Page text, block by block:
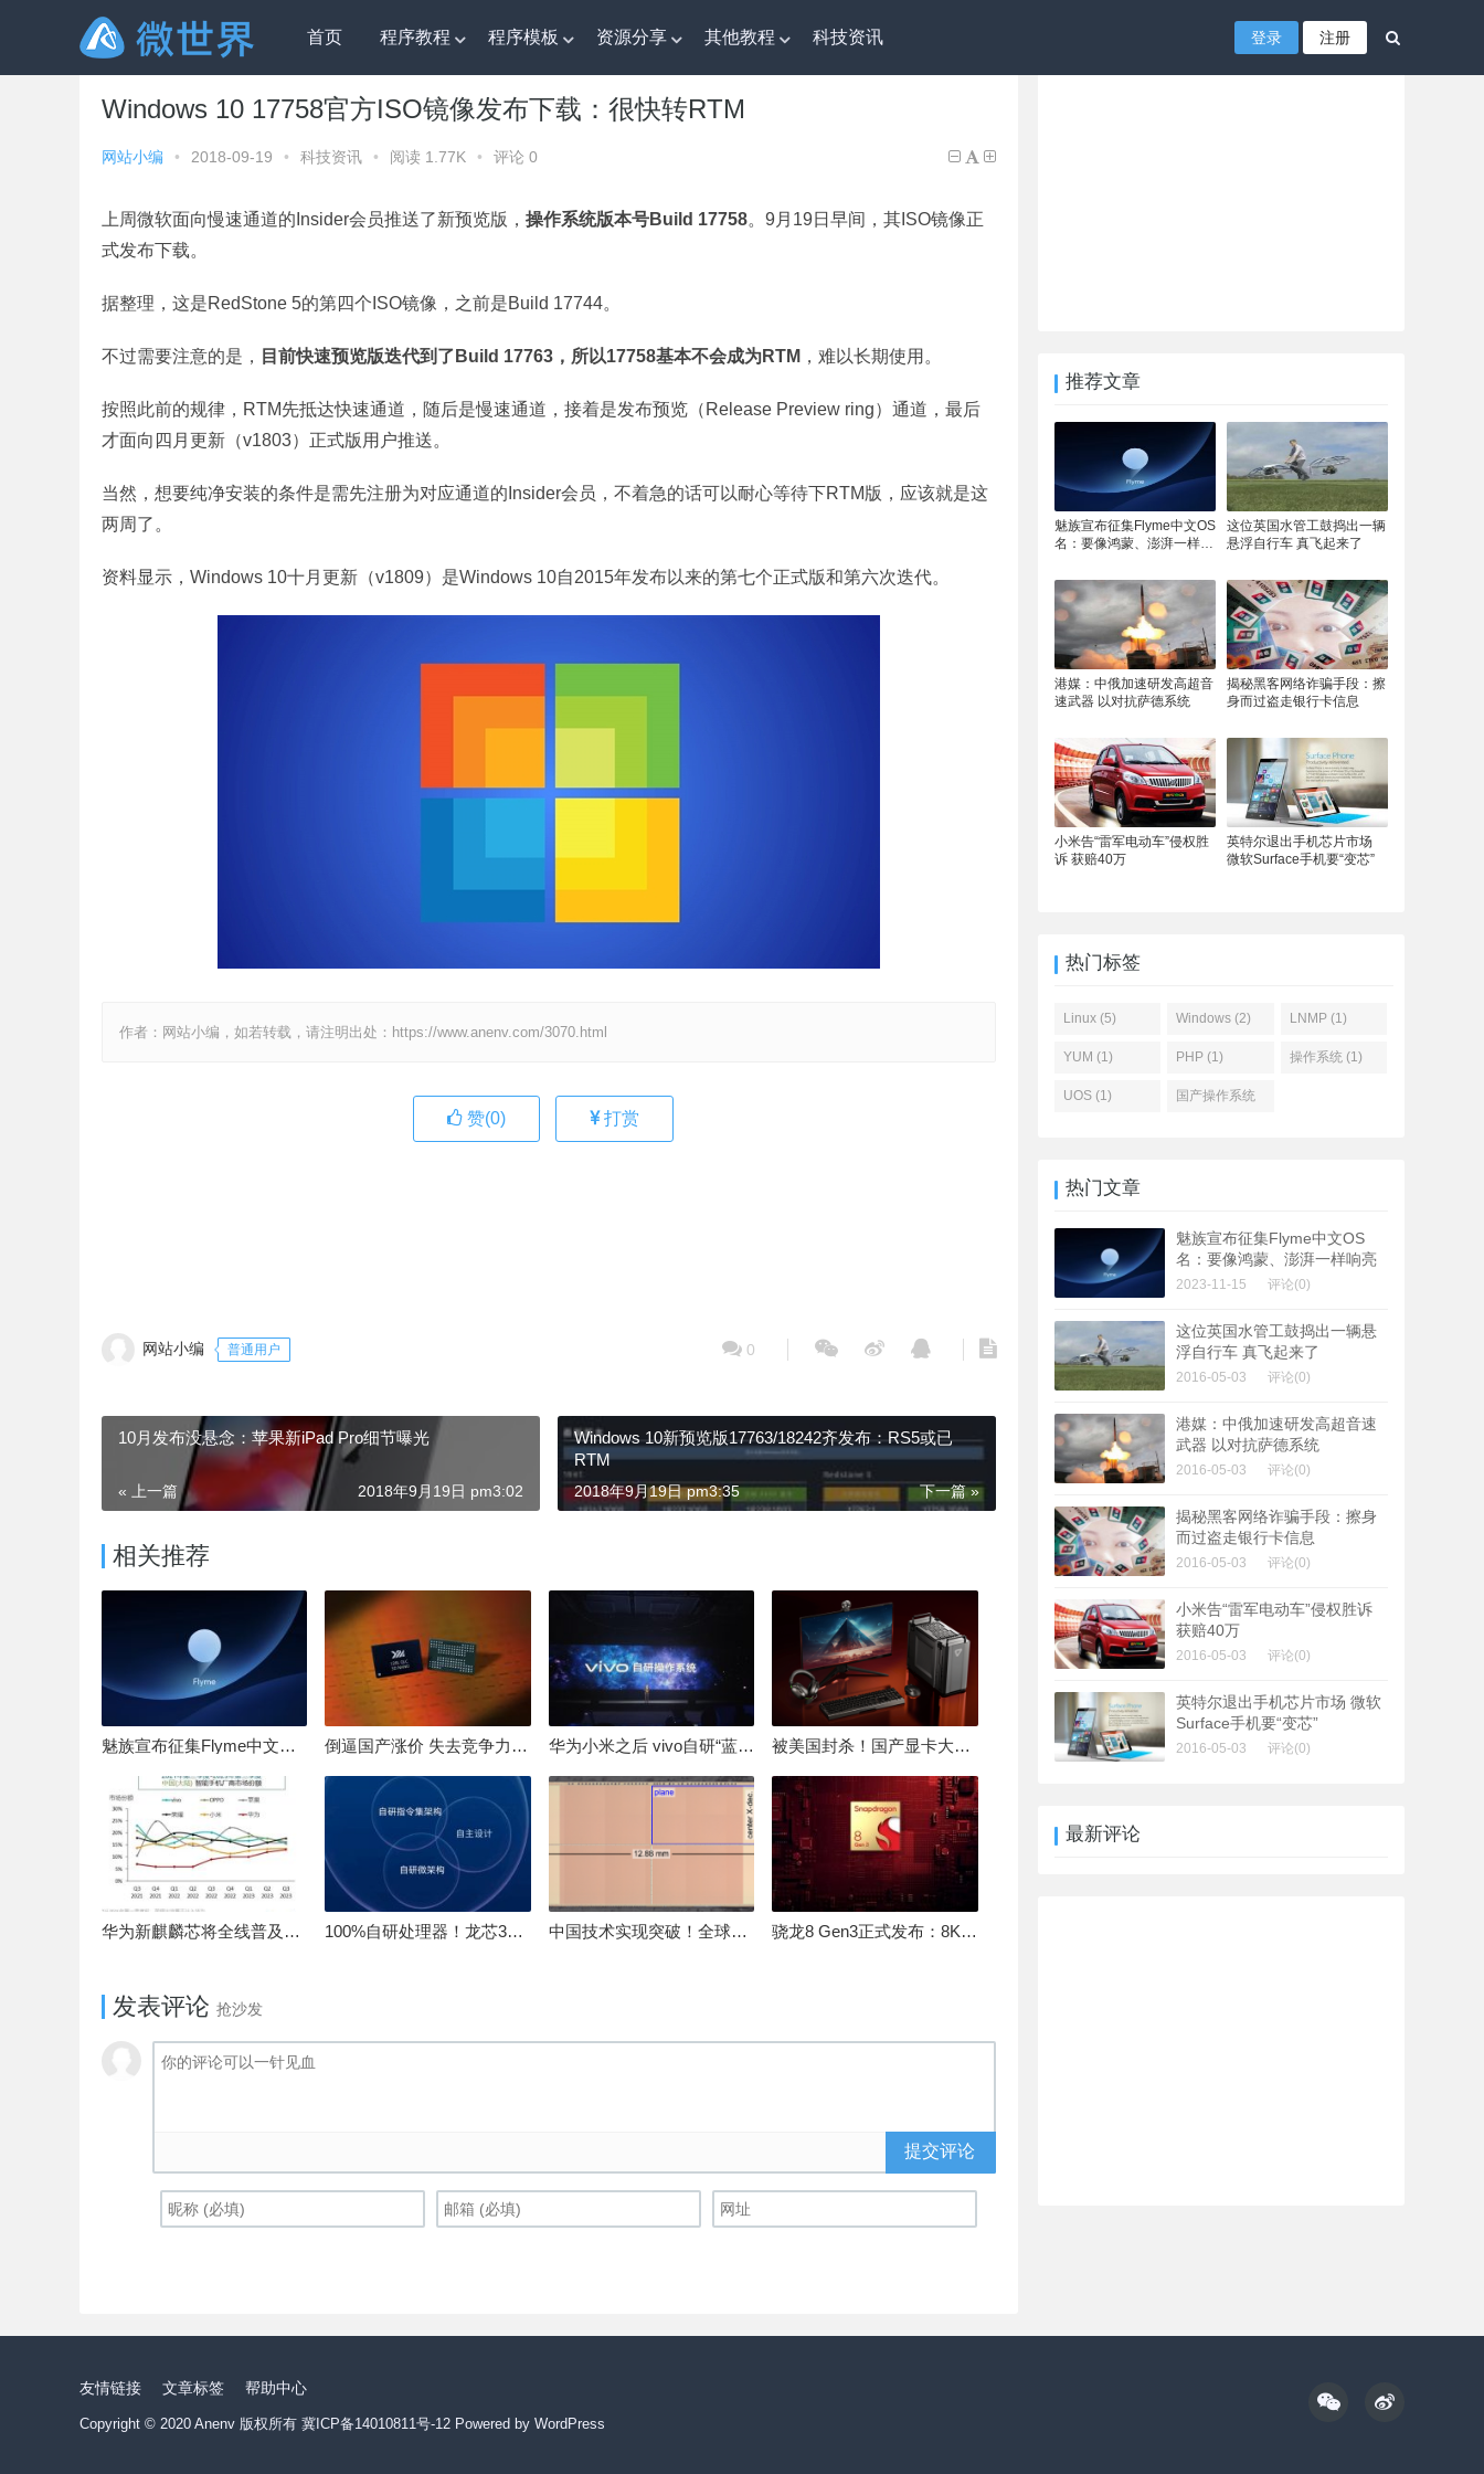
首页 程序教程 程序模板 资源分享 其他教程 科技资讯 登录 注册
微世界» 科技资讯» Windows 10 17758官方ISO镜像发布下载：很快转RTM
Windows 10 17758官方ISO镜像发布下载：很快转RTM
网站小编 • 2018-09-19 • 科技资讯 • 阅读 1.77K • 评论 0
上周微软面向慢速通道的Insider会员推送了新预览版， 操作系统版本号Build 17758。9月19日早间，其ISO镜像正
式发布下载。
据整理，这是RedStone 5的第四个ISO镜像，之前是Build 17744。
不过需要注意的是， 目前快速预览版迭代到了Build 17763，所以17758基本不会成为RTM ，难以长期使用。
按照此前的规律，RTM先抵达快速通道，随后是慢速通道，接着是发布预览（Release Preview ring）通道，最后
才面向四月更新（v1803）正式版用户推送。
当然，想要纯净安装的条件是需先注册为对应通道的Insider会员，不着急的话可以耐心等待下RTM版，应该就是这
两周了。
资料显示，Windows 10十月更新（v1809）是Windows 10自2015年发布以来的第七个正式版和第六次迭代。
作者：网站小编，如若转载，请注明出处：https://www.anenv.com/3070.html
赞(0) 打赏
网站小编 普通用户 0
10月发布没悬念：苹果新iPad Pro细节曝光
« 上一篇 2018年9月19日 pm3:02
Windows 10新预览版17763/18242齐发布：RS5或已
RTM
下一篇 »
2018年9月19日 pm3:35
相关推荐
魅族宣布征集Flyme中文OS名：要像鸿蒙、澎湃一样响亮 倒逼国产涨价 失去竞争力！三星要减产50%：SSD必须涨价 华为小米之后 vivo自研“蓝河”操作系统重磅发布 被美国封杀！国产显卡大厂：中国GPU不存在至暗时刻
华为新麒麟芯将全线普及！高中低端全面采用 改写竞争格局 100%自研处理器！龙芯3A6000评测：与10代酷睿互有胜负 中国技术实现突破！全球最先进的3D NAND存储芯片被发现 骁龙8 Gen3正式发布：8K240手游成真！AI性能飙升98％
发表评论 抢沙发
提交评论
推荐文章
魅族宣布征集Flyme中文OS
名：要像鸿蒙、澎湃一样响
这位英国水管工鼓捣出一辆
悬浮自行车 真飞起来了
港媒：中俄加速研发高超音
速武器 以对抗萨德系统
揭秘黑客网络诈骗手段：擦
身而过盗走银行卡信息
小米告“雷军电动车”侵权胜
诉 获赔40万
英特尔退出手机芯片市场
微软Surface手机要“变芯”
热门标签
Linux (5) Windows (2) LNMP (1)
YUM (1) PHP (1) 操作系统 (1)
UOS (1) 国产操作系统
热门文章
魅族宣布征集Flyme中文OS
名：要像鸿蒙、澎湃一样响亮
2023-11-15 评论(0)
这位英国水管工鼓捣出一辆悬
浮自行车 真飞起来了
2016-05-03 评论(0)
港媒：中俄加速研发高超音速
武器 以对抗萨德系统
2016-05-03 评论(0)
揭秘黑客网络诈骗手段：擦身
而过盗走银行卡信息
2016-05-03 评论(0)
小米告“雷军电动车”侵权胜诉
获赔40万
2016-05-03 评论(0)
英特尔退出手机芯片市场 微软
Surface手机要“变芯”
2016-05-03 评论(0)
最新评论
友情链接 文章标签 帮助中心
Copyright © 2020 Anenv 版权所有 冀ICP备14010811号-12 Powered by WordPress